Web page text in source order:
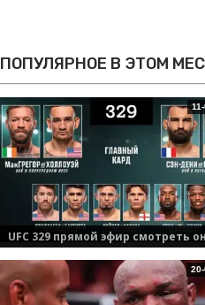
ПОПУЛЯРНОЕ В ЭТОМ
UFC 329 прямой эфир смотреть